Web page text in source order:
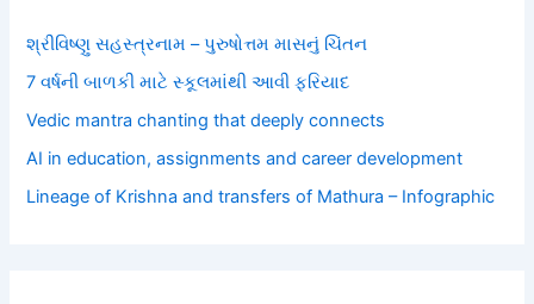
શ્રીવિષ્ણુ સહસ્ત્રનામ – પુરુષોત્તમ માસનું ચિંતન
7 વર્ષની બાળકી માટે સ્કૂલમાંથી આવી ફરિયાદ
Vedic mantra chanting that deeply connects
AI in education, assignments and career development
Lineage of Krishna and transfers of Mathura – Infographic